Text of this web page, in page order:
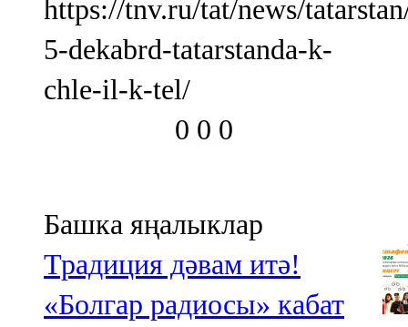
https://tnv.ru/tat/news/
5-dekabrd-tatarstanda-k-
chle-il-k-tel/
0 0 0
Башка яңалыклар
Традиция дәвам итә!
«Болгар радиосы» кабат